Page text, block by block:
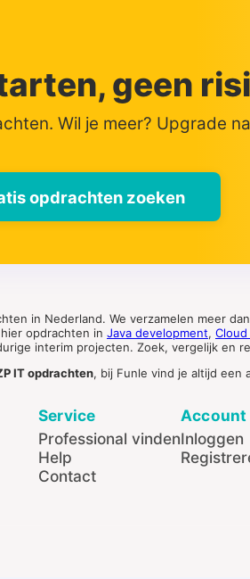
geen
Wil je meer? Upgrade
opdrachten zoeken
in Nederland. We verzamelen meer
opdrachten in Java development, Cloud
interim projecten. Zoek, vergelijk en
IT opdrachten, bij Funle vind je altijd een
Service
Professional vinden
Help
Contact
Account
Inloggen